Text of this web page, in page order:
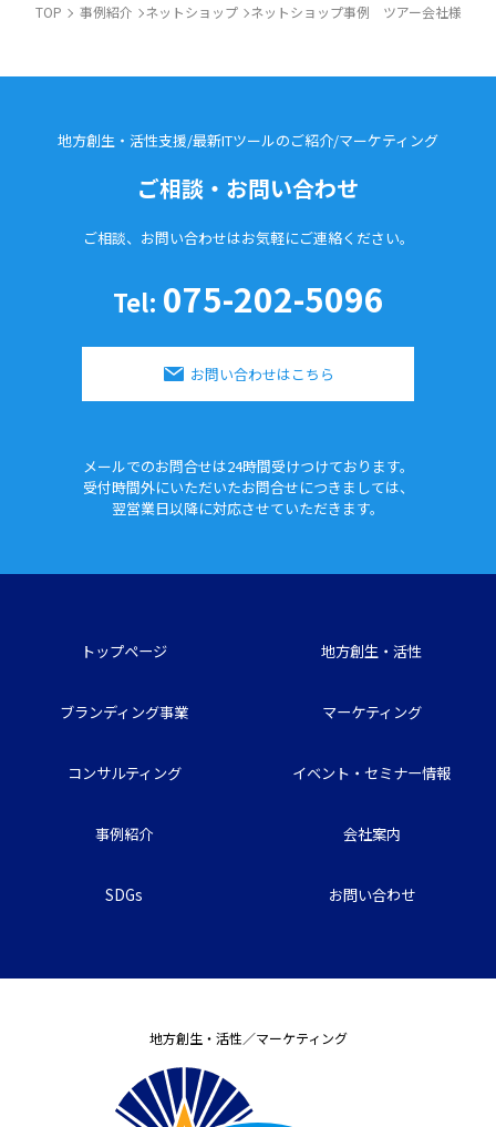
TOP 事例紹介 ネットショップ ネットショップ事例 ツアー会社様
地方創生・活性支援/最新ITツールのご紹介/マーケティング
ご相談・お問い合わせ
ご相談、お問い合わせはお気軽にご連絡ください。
Tel: 075-202-5096
お問い合わせはこちら
メールでのお問合せは24時間受けつけております。
受付時間外にいただいたお問合せにつきましては、
翌営業日以降に対応させていただきます。
トップページ 地方創生・活性
ブランディング事業 マーケティング
コンサルティング イベント・セミナー情報
事例紹介 会社案内
SDGs お問い合わせ
地方創生・活性／マーケティング